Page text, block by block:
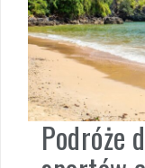
Podróże